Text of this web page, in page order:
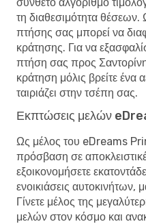
τη διαθεσιμότητα
πτήσης σας μπορεί να
κράτησης. Για να
πτήση σας προς
κράτηση μόλις βρείτε ένα
ταιριάζει στην τσέπη σας.
Εκπτώσεις μελών
Ως μέλος του eDreams
πρόσβαση σε
εξοικονομήσετε
ενοικιάσεις
Γίνετε μέλος της
μελών στον κόσμο και